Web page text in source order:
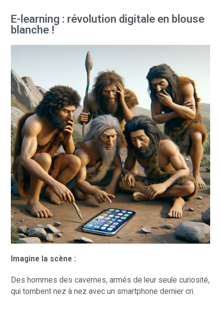
E-learning : révolution digitale en blouse
blanche !
Imagine la scène :
Des hommes des cavernes, armés de leur seule curiosité,
qui tombent nez à nez avec un smartphone dernier cri.